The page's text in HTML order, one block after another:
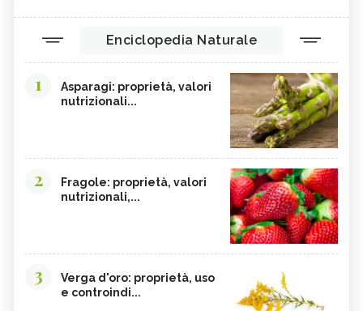
Enciclopedia Naturale
1
Asparagi: proprietà, valori
nutrizionali...
2
Fragole: proprietà, valori
nutrizionali,...
3
Verga d'oro: proprietà, uso
e controindi...